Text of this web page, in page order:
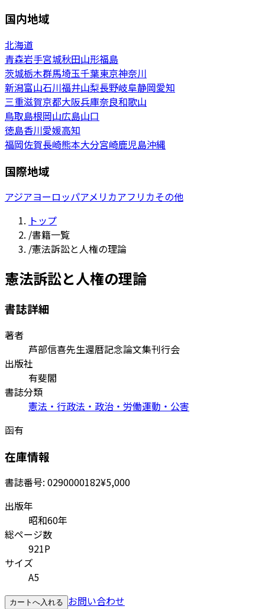
国内地域
北海道
青森岩手宮城秋田山形福島
茨城栃木群馬埼玉千葉東京神奈川
新潟富山石川福井山梨長野岐阜静岡愛知
三重滋賀京都大阪兵庫奈良和歌山
鳥取島根岡山広島山口
徳島香川愛媛高知
福岡佐賀長崎熊本大分宮崎鹿児島沖縄
国際地域
アジアヨーロッパアメリカアフリカその他
トップ
/書籍一覧
/憲法訴訟と人権の理論
憲法訴訟と人権の理論
書誌詳細
著者
芦部信喜先生還暦記念論文集刊行会
出版社
有斐閣
書誌分類
憲法・行政法・政治・労働運動・公害
函有
在庫情報
書誌番号: 0290000182¥5,000
出版年
昭和60年
総ページ数
921P
サイズ
A5
カートへ入れる お問い合わせ